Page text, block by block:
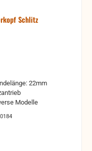
Schlitz
Modelle